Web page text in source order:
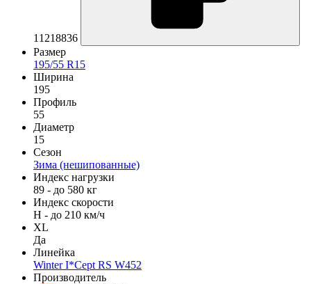
11218836
Размер
195/55 R15
Ширина
195
Профиль
55
Диаметр
15
Сезон
Зима (нешипованные)
Индекс нагрузки
89 - до 580 кг
Индекс скорости
H - до 210 км/ч
XL
Да
Линейка
Winter I*Cept RS W452
Производитель